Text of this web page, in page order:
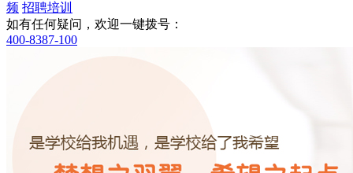
频 招聘培训
如有任何疑问，欢迎一键拨号：
400-8387-100